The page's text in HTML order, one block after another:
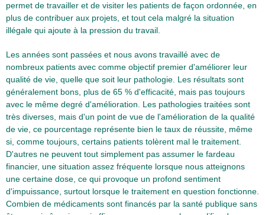
permet de travailler et de visiter les patients de façon ordonnée, en
plus de contribuer aux projets, et tout cela malgré la situation
illégale qui ajoute à la pression du travail.
Les années sont passées et nous avons travaillé avec de
nombreux patients avec comme objectif premier d'améliorer leur
qualité de vie, quelle que soit leur pathologie. Les résultats sont
généralement bons, plus de 65 % d'efficacité, mais pas toujours
avec le même degré d'amélioration. Les pathologies traitées sont
très diverses, mais d'un point de vue de l'amélioration de la qualité
de vie, ce pourcentage représente bien le taux de réussite, même
si, comme toujours, certains patients tolèrent mal le traitement.
D'autres ne peuvent tout simplement pas assumer le fardeau
financier, une situation assez fréquente lorsque nous atteignons
une certaine dose, ce qui provoque un profond sentiment
d'impuissance, surtout lorsque le traitement en question fonctionne.
Combien de médicaments sont financés par la santé publique sans